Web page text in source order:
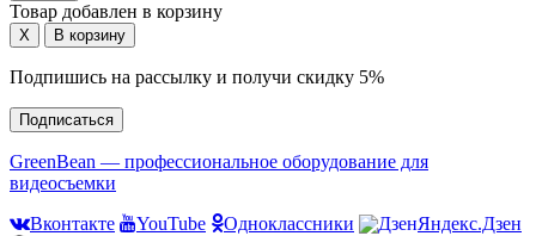
Товар добавлен в корзину
Подпишись на рассылку и получи скидку 5%
Подписаться
GreenBean — профессиональное оборудование для
видеосъемки
Вконтакте
YouTube Одноклассники
Яндекс.Дзен